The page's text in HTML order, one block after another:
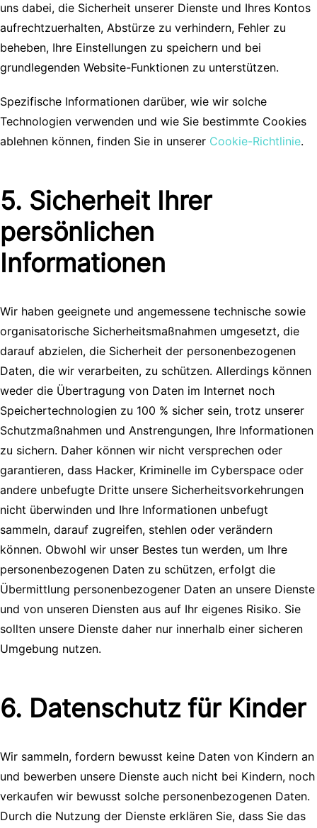
uns dabei, die Sicherheit unserer Dienste und Ihres Kontos
aufrechtzuerhalten, Abstürze zu verhindern, Fehler zu
beheben, Ihre Einstellungen zu speichern und bei
grundlegenden Website-Funktionen zu unterstützen.
Spezifische Informationen darüber, wie wir solche
Technologien verwenden und wie Sie bestimmte Cookies
ablehnen können, finden Sie in unserer Cookie-Richtlinie.
5. Sicherheit Ihrer
persönlichen
Informationen
Wir haben geeignete und angemessene technische sowie
organisatorische Sicherheitsmaßnahmen umgesetzt, die
darauf abzielen, die Sicherheit der personenbezogenen
Daten, die wir verarbeiten, zu schützen. Allerdings können
weder die Übertragung von Daten im Internet noch
Speichertechnologien zu 100 % sicher sein, trotz unserer
Schutzmaßnahmen und Anstrengungen, Ihre Informationen
zu sichern. Daher können wir nicht versprechen oder
garantieren, dass Hacker, Kriminelle im Cyberspace oder
andere unbefugte Dritte unsere Sicherheitsvorkehrungen
nicht überwinden und Ihre Informationen unbefugt
sammeln, darauf zugreifen, stehlen oder verändern
können. Obwohl wir unser Bestes tun werden, um Ihre
personenbezogenen Daten zu schützen, erfolgt die
Übermittlung personenbezogener Daten an unsere Dienste
und von unseren Diensten aus auf Ihr eigenes Risiko. Sie
sollten unsere Dienste daher nur innerhalb einer sicheren
Umgebung nutzen.
6. Datenschutz für Kinder
Wir sammeln, fordern bewusst keine Daten von Kindern an
und bewerben unsere Dienste auch nicht bei Kindern, noch
verkaufen wir bewusst solche personenbezogenen Daten.
Durch die Nutzung der Dienste erklären Sie, dass Sie das